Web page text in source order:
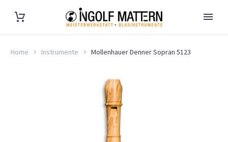
Home Instrumente Mollenhauer Denner Sopran 5123